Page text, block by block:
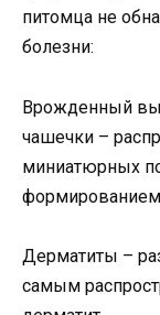
питомца не
болезни:
Врожденный
чашечки –
миниатюрных
формированием
Дерматиты –
самым